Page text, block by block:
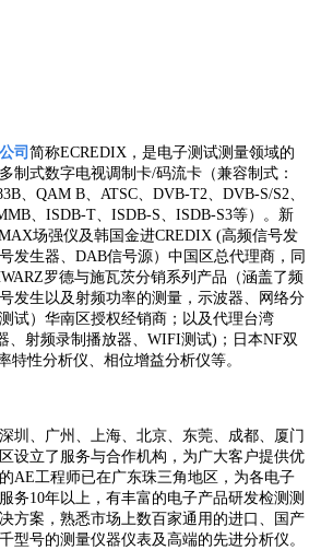
司 简称ECREDIX，是电子测试测量领域的
制式数字电视调制卡/码流卡（兼容制式：
、QAM B、ATSC、DVB-T2、DVB-S/S2、
、ISDB-T、ISDB-S、ISDB-S3等）。新
场强仪及韩国金进CREDIX (高频信号发
发生器、DAB信号源）中国区总代理商，同
罗德与施瓦茨分销系列产品（涵盖了频
发生以及射频功率的测量，示波器、网络分
试）华南区授权经销商；以及代理台湾
、射频录制播放器、WIFI测试)；日本NF双
特性分析仪、相位增益分析仪等。
圳、广州、上海、北京、东莞、成都、厦门
设立了服务与合作机构，为广大客户提供优
AE工程师已在广东珠三角地区，为各电子
务10年以上，有丰富的电子产品研发检测测
方案，熟悉市场上数百家通用的进口、国产
型号的测量仪器仪表及高端的先进分析仪。